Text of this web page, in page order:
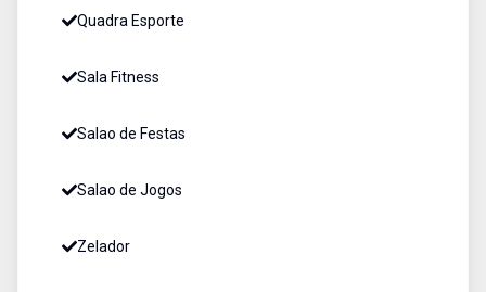
Quadra Esporte
Sala Fitness
Salao de Festas
Salao de Jogos
Zelador